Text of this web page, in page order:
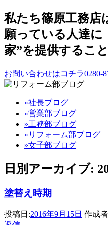
私たち篠原工務店
願っている人達に
家”を提供するこ
お問い合わせはコチラ0280-
»社長ブログ
»営業部ブログ
»工務部ブログ
»リフォーム部ブログ
»女子部ブログ
日別アーカイブ:
塗替え時期
投稿日:2016年9月15日 作成